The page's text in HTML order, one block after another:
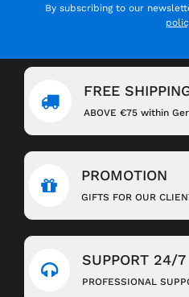
By subscribing to our
FREE
ABOVE €75 within
PROMOTION
GIFTS FOR OUR
SUPPORT 24/7
PROFESSIONAL